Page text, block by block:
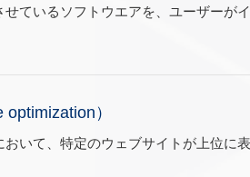
ているソフトウエアを、ユーザーが
）
いて、特定のウェブサイトが上位に